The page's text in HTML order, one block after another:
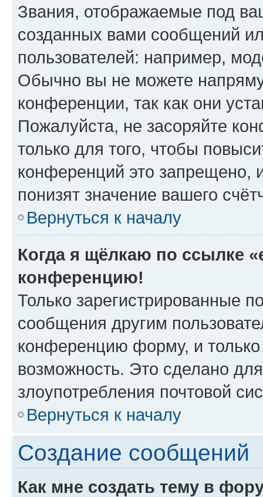
Звания, отображаемые под
созданных вами сообщений
пользователей: например,
Обычно вы не можете
конференции, так как они
Пожалуйста, не засоряйте
только для того, чтобы
конференций это запрещено,
понизят значение вашего
Вернуться к началу
Когда я щёлкаю по ссылке
конференцию!
Только зарегистрированные
сообщения другим
конференцию форму, и
возможность. Это сделано
злоупотребления почтовой
Вернуться к началу
Создание сообщений
Как мне создать тему в